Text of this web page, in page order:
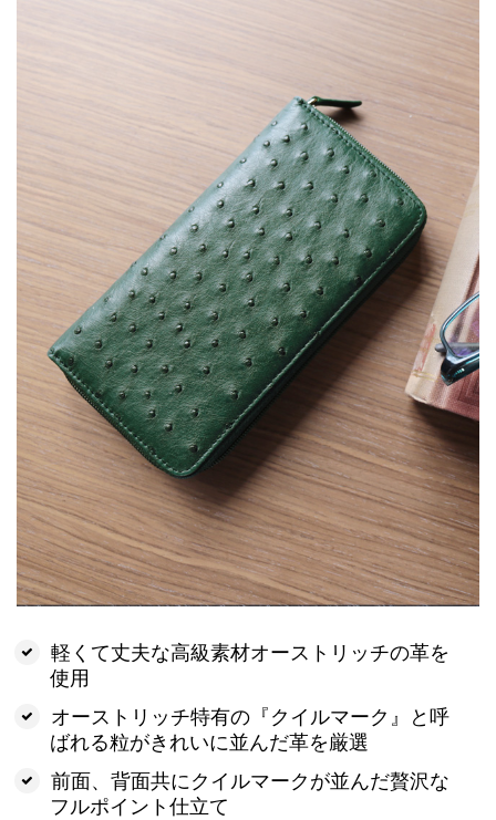
軽くて丈夫な高級素材オーストリッチの革を
使用
オーストリッチ特有の『クイルマーク』と呼
ばれる粒がきれいに並んだ革を厳選
前面、背面共にクイルマークが並んだ贅沢な
フルポイント仕立て